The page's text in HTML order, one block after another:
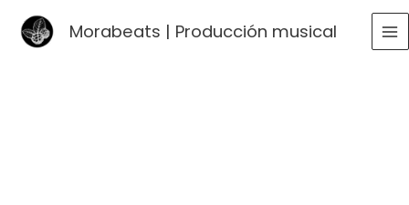
Morabeats | Producción musical